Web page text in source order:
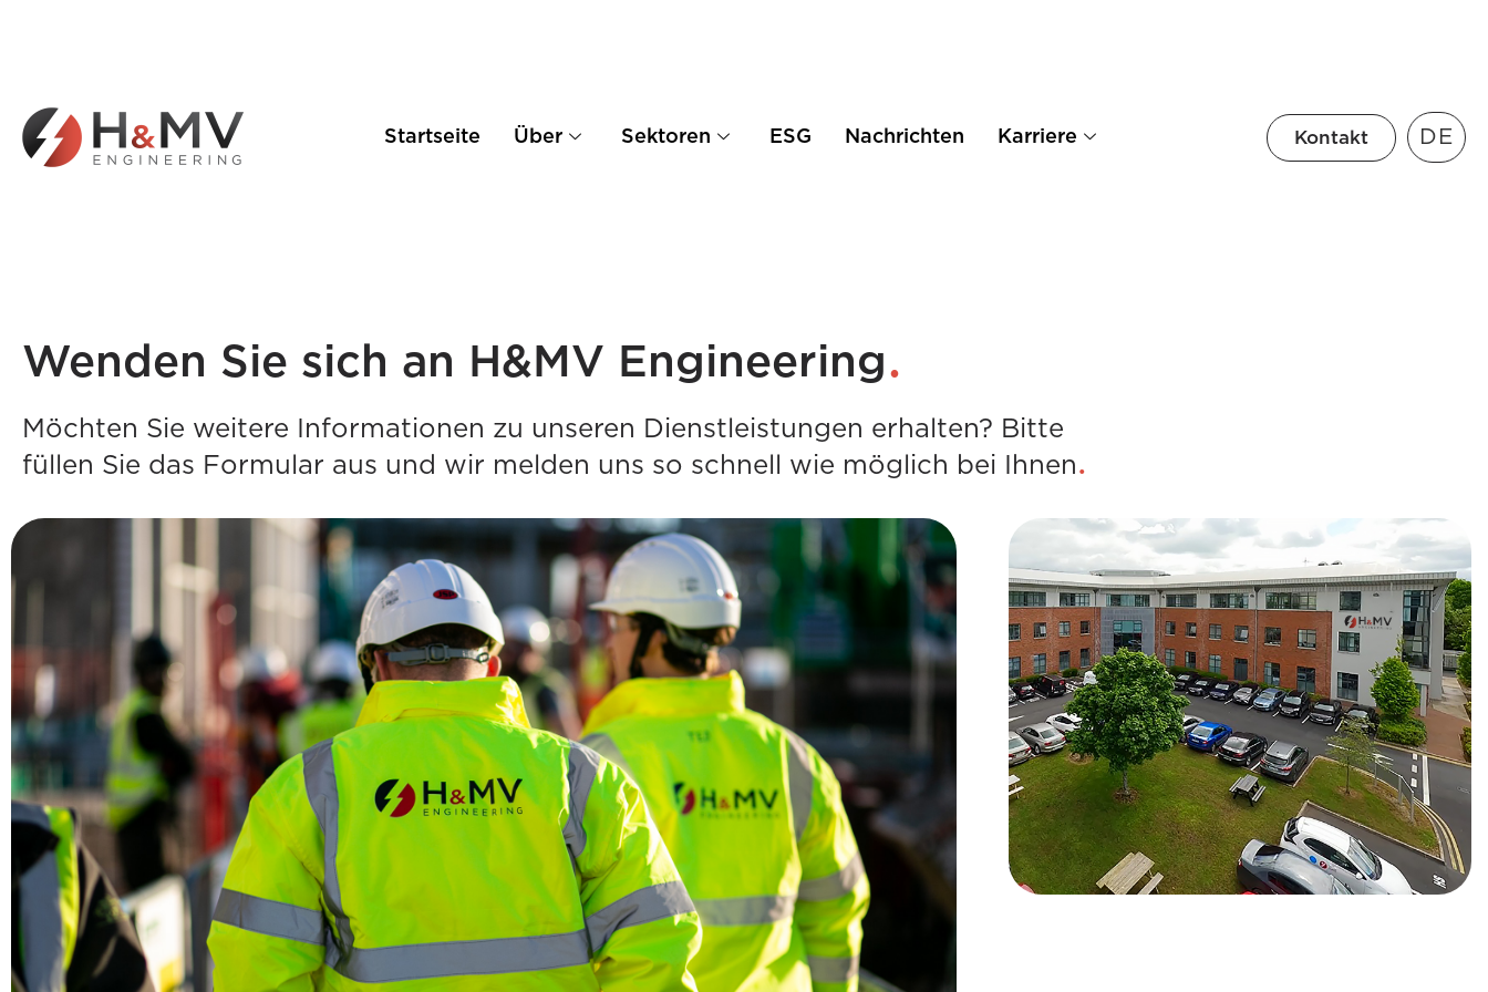
Startseite Über Sektoren ESG Nachrichten Karriere Kontakt DE
Wenden Sie sich an H&MV Engineering.
Möchten Sie weitere Informationen zu unseren Dienstleistungen erhalten? Bitte
füllen Sie das Formular aus und wir melden uns so schnell wie möglich bei Ihnen.